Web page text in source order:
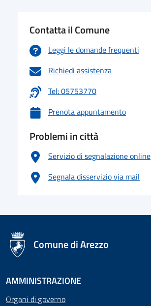
Contatta il Comune
Leggi le domande frequenti
Richiedi assistenza
Tel: 05753770
Prenota appuntamento
Problemi in città
Servizio di segnalazione online
Segnala disservizio via mail
logo Unione Europea
Comune di Arezzo
AMMINISTRAZIONE
Organi di governo